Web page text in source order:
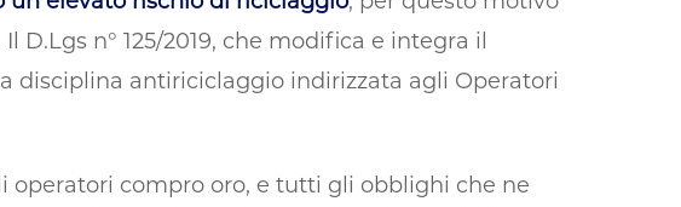
D.Lgs n° 125/2019, che modifica e integra il
disciplina antiriciclaggio indirizzata agli Operatori
operatori compro oro, e tutti gli obblighi che ne